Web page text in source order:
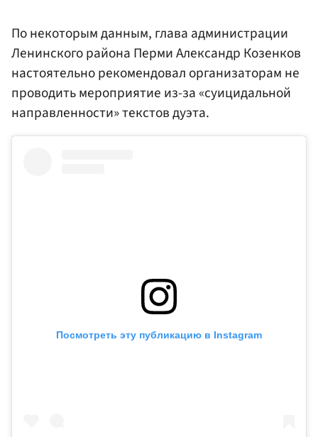
По некоторым данным, глава администрации
Ленинского района Перми Александр Козенков
настоятельно рекомендовал организаторам не
проводить мероприятие из-за «суицидальной
направленности» текстов дуэта.
Посмотреть эту публикацию в Instagram